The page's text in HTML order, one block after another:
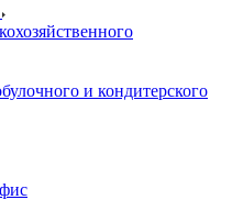
и кондитерского